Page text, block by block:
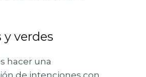
y verdes
hacer una
de intenciones con